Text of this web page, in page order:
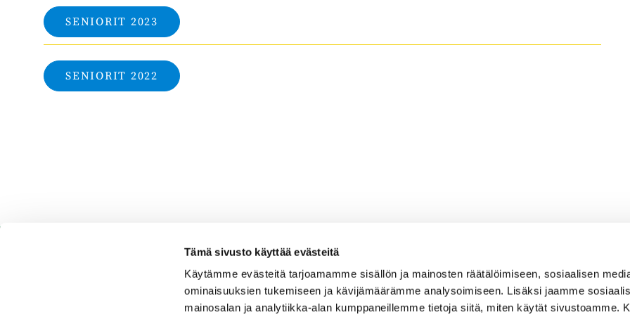
Tämä sivusto käyttää evästeitä
Käytämme evästeitä tarjoamamme sisällön ja mainosten räätälöimiseen, sosiaalisen
ominaisuuksien tukemiseen ja kävijämäärämme analysoimiseen. Lisäksi jaamme
mainosalan ja analytiikka-alan kumppaneillemme tietoja siitä, miten käytät sivustoamme.
SENIORIT 2023
SENIORIT 2022
Caddiemaster